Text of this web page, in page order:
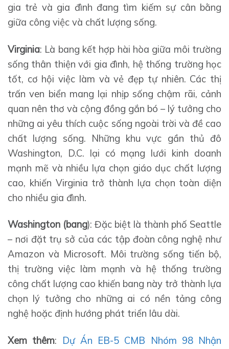
gia trẻ và gia đình đang tìm kiếm sự cân bằng
giữa công việc và chất lượng sống.
Virginia: Là bang kết hợp hài hòa giữa môi trường
sống thân thiện với gia đình, hệ thống trường học
tốt, cơ hội việc làm và vẻ đẹp tự nhiên. Các thị
trấn ven biển mang lại nhịp sống chậm rãi, cảnh
quan nên thơ và cộng đồng gắn bó – lý tưởng cho
những ai yêu thích cuộc sống ngoài trời và đề cao
chất lượng sống. Những khu vực gần thủ đô
Washington, D.C. lại có mạng lưới kinh doanh
mạnh mẽ và nhiều lựa chọn giáo dục chất lượng
cao, khiến Virginia trở thành lựa chọn toàn diện
cho nhiều gia đình.
Washington (bang): Đặc biệt là thành phố Seattle
– nơi đặt trụ sở của các tập đoàn công nghệ như
Amazon và Microsoft. Môi trường sống tiến bộ,
thị trường việc làm mạnh và hệ thống trường
công chất lượng cao khiến bang này trở thành lựa
chọn lý tưởng cho những ai có nền tảng công
nghệ hoặc định hướng phát triển lâu dài.
Xem thêm:
Dự Án EB-5 CMB Nhóm 98 Nhận